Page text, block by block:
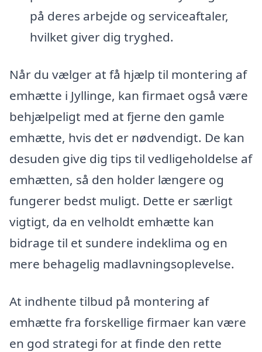
på deres arbejde og serviceaftaler,
hvilket giver dig tryghed.
Når du vælger at få hjælp til montering af
emhætte i Jyllinge, kan firmaet også være
behjælpeligt med at fjerne den gamle
emhætte, hvis det er nødvendigt. De kan
desuden give dig tips til vedligeholdelse af
emhætten, så den holder længere og
fungerer bedst muligt. Dette er særligt
vigtigt, da en velholdt emhætte kan
bidrage til et sundere indeklima og en
mere behagelig madlavningsoplevelse.
At indhente tilbud på montering af
emhætte fra forskellige firmaer kan være
en god strategi for at finde den rette